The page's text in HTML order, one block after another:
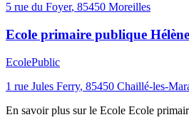
5 rue du Foyer, 85450 Moreilles
Ecole primaire publique
EcolePublic
1 rue Jules Ferry, 85450 Chaillé-les-
En savoir plus sur le Ecole Ecole